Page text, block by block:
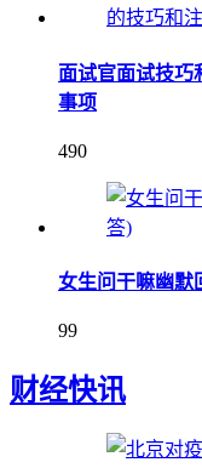
面试官面试技巧
事项
490
女生问干嘛幽默
99
财经快讯